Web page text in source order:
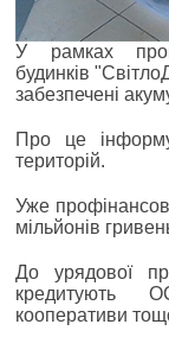
У рамках
будинків
забезпечені
Про це
територій.
Уже
мільйонів
До урядової
кредитують
кооперативи